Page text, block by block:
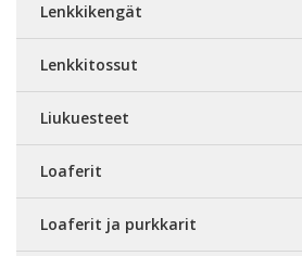
Lenkkikengät
Lenkkitossut
Liukuesteet
Loaferit
Loaferit ja purkkarit